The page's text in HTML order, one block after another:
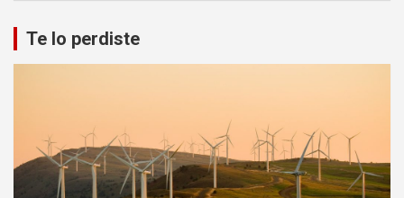
Te lo perdiste